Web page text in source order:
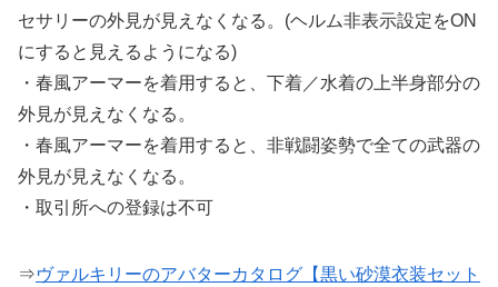
セサリーの外見が見えなくなる。(ヘルム非表示設定をON
にすると見えるようになる)
・春風アーマーを着用すると、下着／水着の上半身部分の
外見が見えなくなる。
・春風アーマーを着用すると、非戦闘姿勢で全ての武器の
外見が見えなくなる。
・取引所への登録は不可
⇒ヴァルキリーのアバターカタログ【黒い砂漠衣装セット